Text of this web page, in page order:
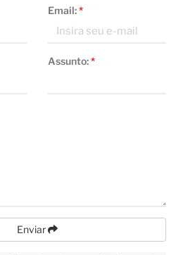
Email:*
Assunto:*
Enviar